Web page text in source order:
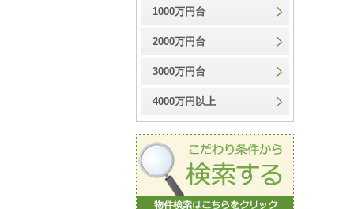
1000万円台
2000万円台
3000万円台
4000万円以上